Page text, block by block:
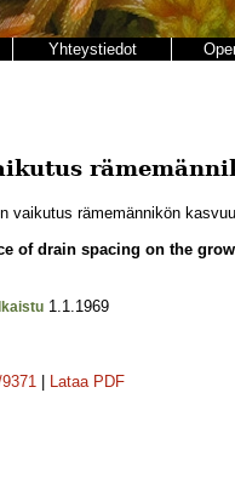
Yhteystiedot
vaikutus rämemännikön
of drain spacing on the
1.1.1969
Lataa PDF